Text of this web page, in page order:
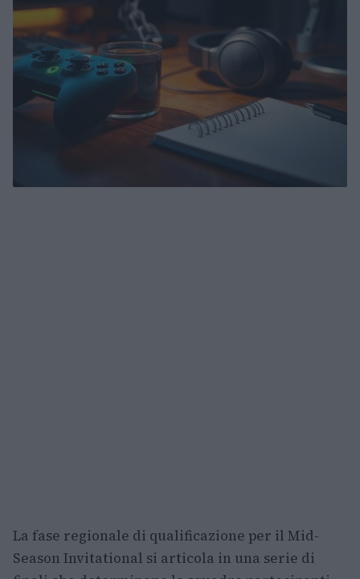
La fase regionale di qualificazione per il Mid-
Season Invitational si articola in una serie di